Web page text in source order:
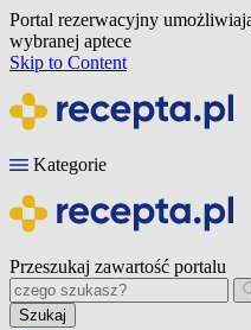
Portal rezerwacyjny
wybranej aptece
Skip to Content
Kategorie
Przeszukaj zawartość portalu
Szukaj